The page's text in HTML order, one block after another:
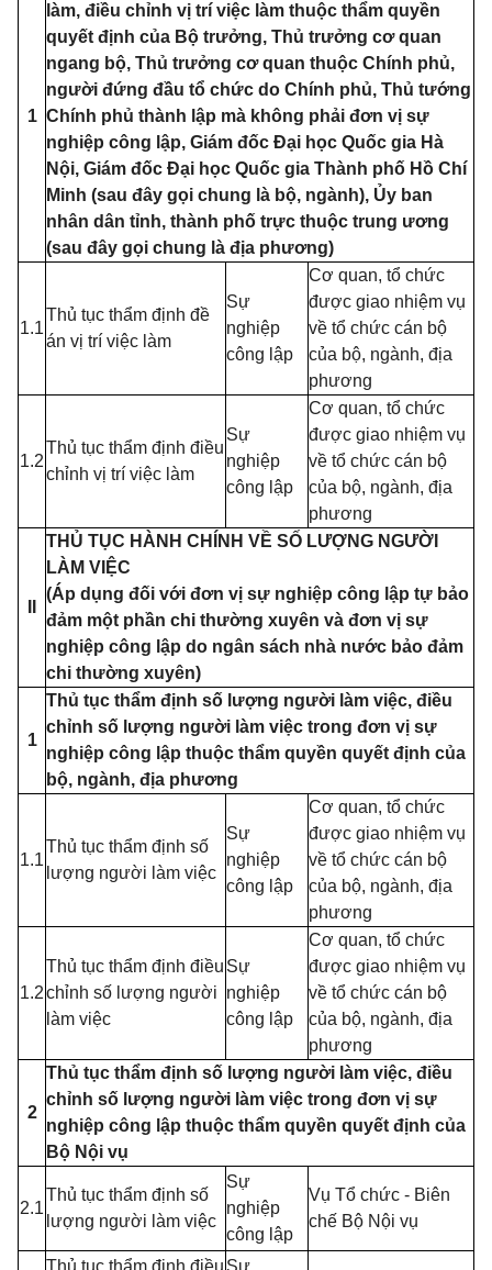
1
làm, điều chỉnh vị trí việc làm thuộc thẩm quyền
quyết định của Bộ trưởng, Thủ trưởng cơ quan
ngang bộ, Thủ trưởng cơ quan thuộc Chính phủ,
người đứng đầu tổ chức do Chính phủ, Thủ tướng
Chính phủ thành lập mà không phải đơn vị sự
nghiệp công lập, Giám đốc Đại học Quốc gia Hà
Nội, Giám đốc Đại học Quốc gia Thành phố Hồ Chí
Minh (sau đây gọi chung là bộ, ngành), Ủy ban
nhân dân tỉnh, thành phố trực thuộc trung ương
(sau đây gọi chung là địa phương)
1.1
Thủ tục thẩm định đề
án vị trí việc làm
Sự
nghiệp
công lập
Cơ quan, tổ chức
được giao nhiệm vụ
về tổ chức cán bộ
của bộ, ngành, địa
phương
1.2
Thủ tục thẩm định điều
chỉnh vị trí việc làm
Sự
nghiệp
công lập
Cơ quan, tổ chức
được giao nhiệm vụ
về tổ chức cán bộ
của bộ, ngành, địa
phương
THỦ TỤC HÀNH CHÍNH VỀ SỐ LƯỢNG NGƯỜI
LÀM VIỆC
(Áp dụng đối với đơn vị sự nghiệp công lập tự bảo
đảm một phần chi thường xuyên và đơn vị sự
nghiệp công lập do ngân sách nhà nước bảo đảm
chi thường xuyên)
1
Thủ tục thẩm định số lượng người làm việc, điều
chỉnh số lượng người làm việc trong đơn vị sự
nghiệp công lập thuộc thẩm quyền quyết định của
bộ, ngành, địa phương
1.1
Thủ tục thẩm định số
lượng người làm việc
Sự
nghiệp
công l ập
Cơ quan, tổ chức
được giao nhiệm vụ
về tổ chức cán bộ
của bộ, ngành, địa
phương
1.2
Thủ tục thẩm định điều
chỉnh số lượng người
làm việc
Sự
nghiệp
công lập
Cơ quan, tổ chức
được giao nhiệm vụ
về tổ chức cán bộ
của bộ, ngành, địa
phương
2
Thủ tục thẩm định số lượng người làm việc, điều
chỉnh số lượng người làm việc trong đơn vị sự
nghiệp công lập thuộc thẩm quyền quyết định của
Bộ Nội vụ
2.1
Thủ tục thẩm định số
lượng người làm việc
Sự
nghiệp
công lập
Vụ Tổ chức - Biên
chế Bộ Nội vụ
Thủ tục thẩm định điều Sự